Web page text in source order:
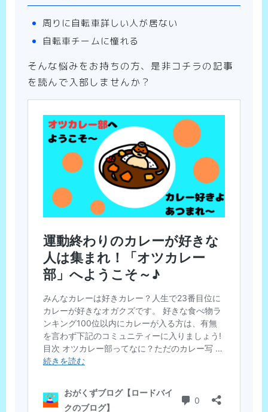
周りに自転車詳しい人が居ない
自転車チームに憧れる
そんな悩みをお持ちの方、是非コチラの記事
を読んで入部しませんか？